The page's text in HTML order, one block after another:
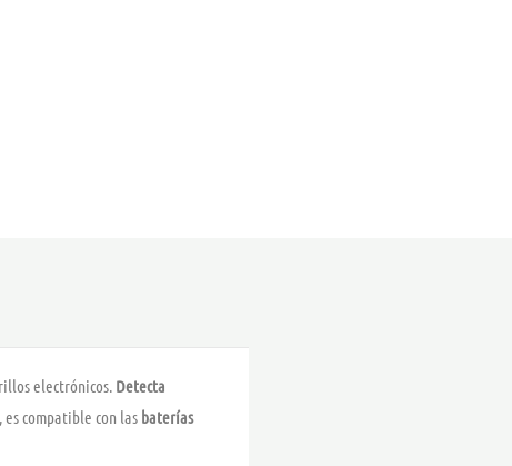
electrónicos. Detecta
compatible con las baterías